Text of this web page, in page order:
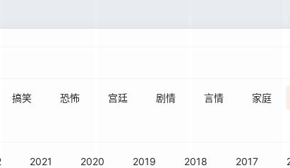
搞笑 恐怖 宫廷 剧情 言情 家庭
2021 2020 2019 2018 2017